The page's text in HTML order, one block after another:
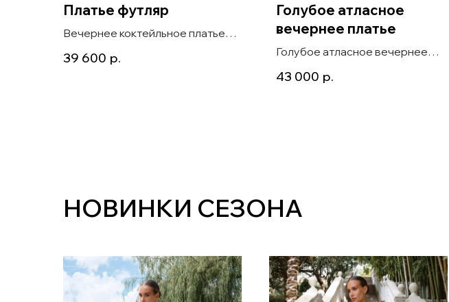
Платье футляр
Вечернее коктейльное платье
39 600 р.
Голубое атласное
вечернее платье
Голубое атласное вечернее
разрезом Day
43 000 р.
НОВИНКИ СЕЗОНА